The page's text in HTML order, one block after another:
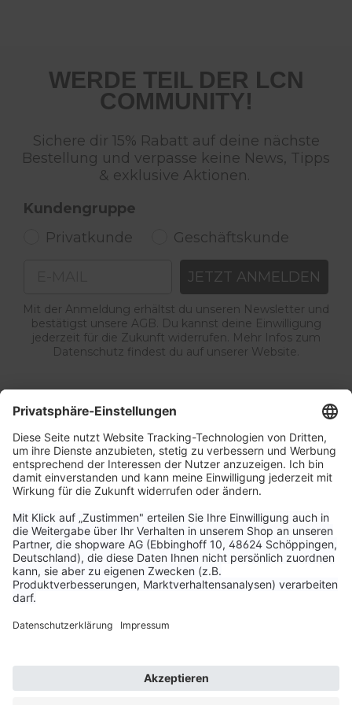
WERDE TEIL DER LCN
COMMUNITY!
Sichere dir 15% Rabatt auf deine nächste
Bestellung und verpasse keine News, Tipps
& exklusive Aktionen.
Kundengruppe
Privatkunde
Geschäftskunde
JETZT ANMELDEN
Mit der Anmeldung erhältst du unseren Newsletter und
bestätigst unsere AGB. Du kannst deine Einwilligung
jederzeit für die Zukunft widerrufen. Mehr Infos zum
Datenschutz findest du auf unserer Website.
Unternehmen
Aktuelle Themen